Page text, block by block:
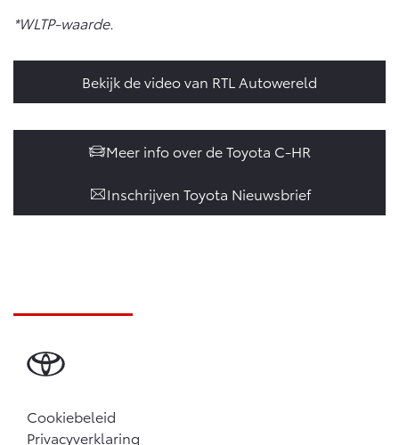
*WLTP-waarde.
Bekijk de video van RTL Autowereld
Meer info over de Toyota C-HR
Inschrijven Toyota Nieuwsbrief
Cookiebeleid
Privacyverklaring